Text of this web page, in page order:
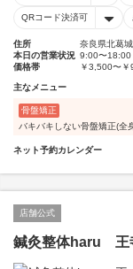
QRコード決済可
住所
奈良県北葛
本日の営業状況 9:00〜18:00
価格帯
￥3,500〜
主なメニュー
骨盤矯正
バキバキしない骨盤矯正(全
ネット予約カレンダー
店舗公式
鍼灸整体haru 王